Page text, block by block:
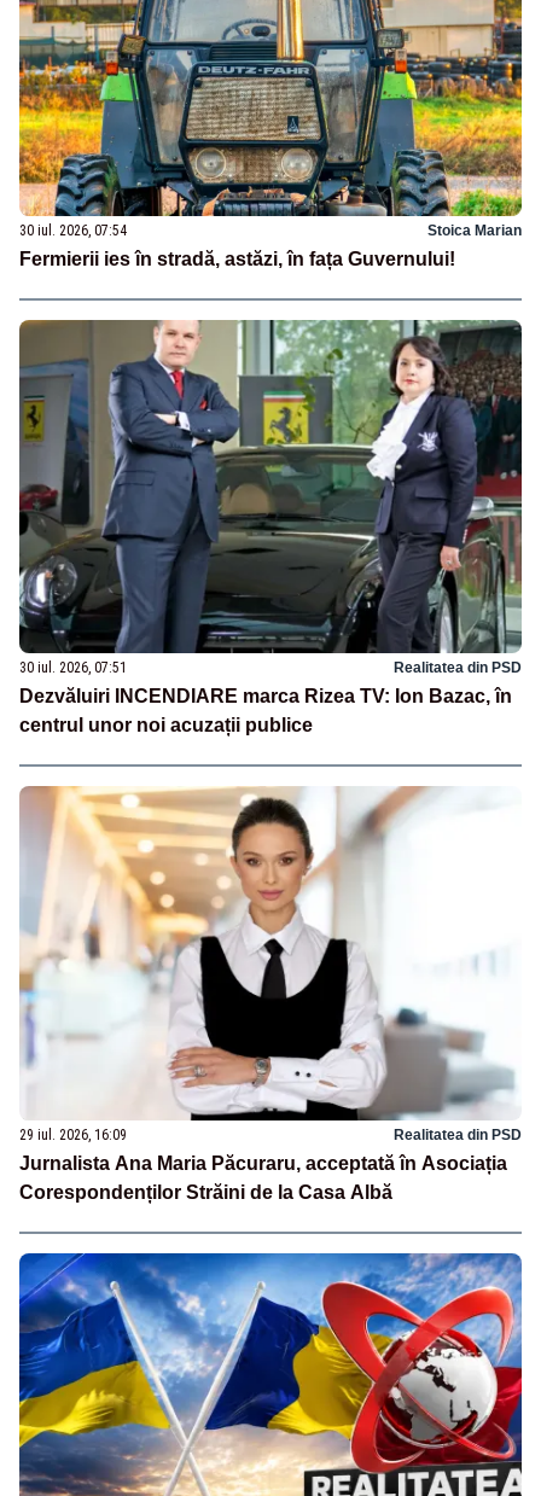
30 iul. 2026, 07:54 Stoica Marian
Fermierii ies în stradă, astăzi, în fața Guvernului!
30 iul. 2026, 07:51 Realitatea din PSD
Dezvăluiri INCENDIARE marca Rizea TV: Ion Bazac, în
centrul unor noi acuzații publice
29 iul. 2026, 16:09 Realitatea din PSD
Jurnalista Ana Maria Păcuraru, acceptată în Asociația
Corespondenților Străini de la Casa Albă